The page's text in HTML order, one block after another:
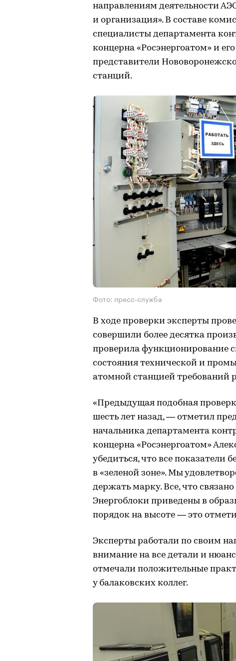
направлениям деятельности
и организация». В составе
специалисты департамента
концерна «Росэнергоатом» и
представители
станций.
Фото: пресс-служба
В ходе проверки эксперты
совершили более десятка
проверила функционирование
состояния технической и
атомной станцией требований
«Предыдущая подобная
шесть лет назад, — отметил
начальника департамента
концерна «Росэнергоатом»
убедиться, что все показатели
в «зеленой зоне». Мы
держать марку. Все, что связано
Энергоблоки приведены в
порядок на высоте — это
Эксперты работали по своим
внимание на все детали и
отмечали положительные
у балаковских коллег.